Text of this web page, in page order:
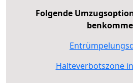
Folgende
Halteverbotszone